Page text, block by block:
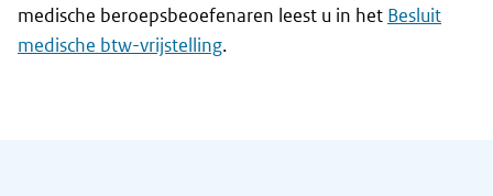
medische beroepsbeoefenaren leest u in het Besluit
medische btw-vrijstelling.